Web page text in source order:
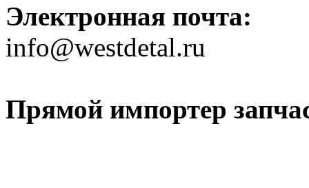
Электронная почта:
info@westdetal.ru
Прямой импортер